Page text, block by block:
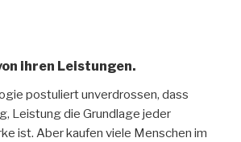
ihren Leistungen.
postuliert unverdrossen, dass
Leistung die Grundlage jeder
ist. Aber kaufen viele Menschen im